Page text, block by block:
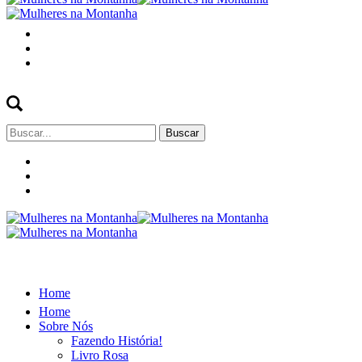
Buscar
por:
Home
Home
Sobre Nós
Fazendo História!
Livro Rosa